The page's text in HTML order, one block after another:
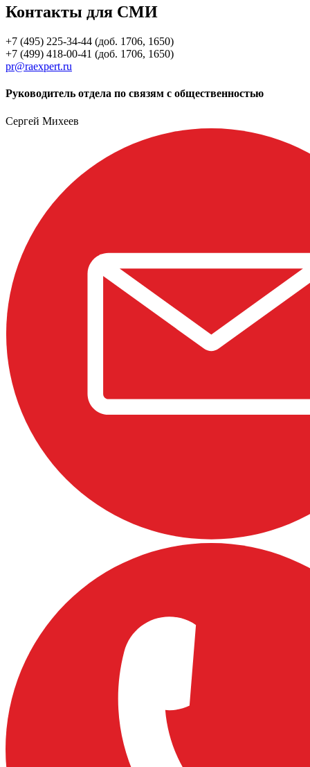
Контакты для СМИ
+7 (495) 225-34-44 (доб. 1706, 1650)
+7 (499) 418-00-41 (доб. 1706, 1650)
pr@raexpert.ru
Руководитель отдела по связям с общественностью
Сергей Михеев